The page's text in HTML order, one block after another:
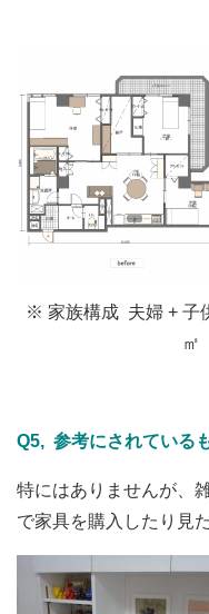
※ 家族構成 夫婦 + 子
㎡
Q5, 参考にされている
特にはありませんが、
で家具を購入したり見